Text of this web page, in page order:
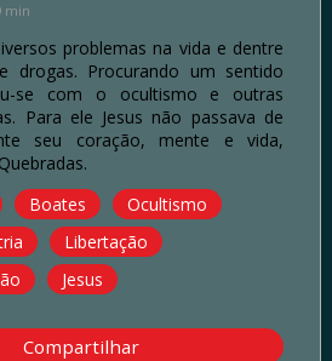
min
problemas na vida e dentre
drogas. Procurando um sentido
se com o ocultismo e outras
Para ele Jesus não passava de
seu coração, mente e vida,
Boates
Ocultismo
Libertação
Jesus
Compartilhar